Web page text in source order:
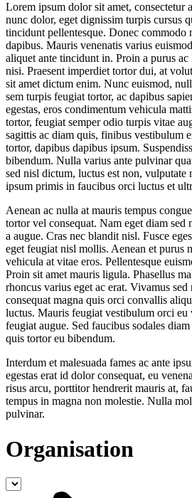
Lorem ipsum dolor sit amet, consectetur
nunc dolor, eget dignissim turpis cursus
tincidunt pellentesque. Donec commodo
dapibus. Mauris venenatis varius
aliquet ante tincidunt in. Proin a purus
nisi. Praesent imperdiet tortor dui, at
sit amet dictum enim. Nunc euismod,
sem turpis feugiat tortor, ac dapibus
egestas, eros condimentum vehicula
tortor, feugiat semper odio turpis vitae
sagittis ac diam quis, finibus vestibulum
tortor, dapibus dapibus ipsum.
bibendum. Nulla varius ante pulvinar
sed nisl dictum, luctus est non, vulputate
ipsum primis in faucibus orci luctus et
Aenean ac nulla at mauris tempus
tortor vel consequat. Nam eget diam sed
a augue. Cras nec blandit nisl. Fusce
eget feugiat nisl mollis. Aenean et purus
vehicula at vitae eros. Pellentesque
Proin sit amet mauris ligula. Phasellus
rhoncus varius eget ac erat. Vivamus sed
consequat magna quis orci convallis
luctus. Mauris feugiat vestibulum orci
feugiat augue. Sed faucibus sodales
quis tortor eu bibendum.
Interdum et malesuada fames ac ante
egestas erat id dolor consequat, eu
risus arcu, porttitor hendrerit mauris at,
tempus in magna non molestie. Nulla
pulvinar.
Organisation